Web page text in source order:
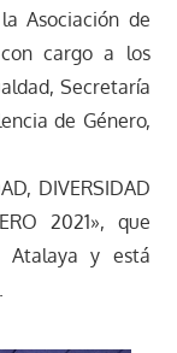
Asociación de
cargo a los
Secretaría
de Género,
DIVERSIDAD
2021», que
Atalaya y está